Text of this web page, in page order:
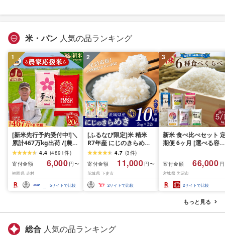
米・パン 人気の品ランキング
1
[新米先行予約受付中!]＼
累計467万kg出荷 /[農家
応援米]訳あり 令和7年産
令和8年産ふくきらり 夢
つくし 5kg 10kg 15kg
20kg [選べる品種・内容
量・出荷時期]複数原料
米 白米 精米 国産 限定
グ
4.4 (4891件)
寄付金額
6,000 円〜
福岡県 赤村
5サイトで比較
2
[ふるなび限定]米 精米
R7年産 にじのきらめき
10kg 10月 FN-Limited-
4.7 (3件)
寄付金額
11,000 円〜
茨城県 下妻市
2サイトで比較
3
新米 食べ比べセット
期便 6ヶ月 [選べる容
ん つきあかり つや姫
じのきらめき だて正夢
ひとめぼれ ササニシキ
セット 銘柄米 味比べ
リエーション お楽しみ
食味 毎日の食卓 毎月
わる 色々試せる 志賀
米 岩沼産米
寄付金額 66,000
宮城県 岩沼市
2サイトで比較
もっと見る
総合 人気の品ランキング